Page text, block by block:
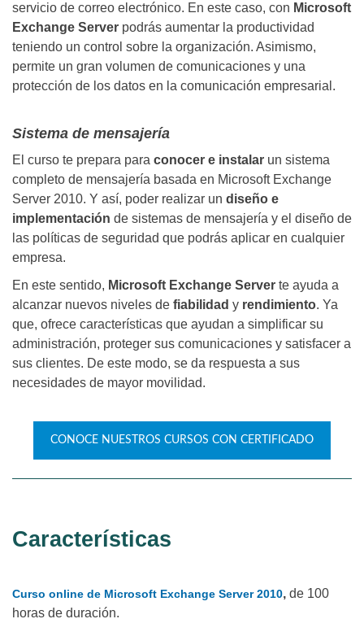
servicio de correo electrónico. En este caso, con Microsoft
Exchange Server podrás aumentar la productividad
teniendo un control sobre la organización. Asimismo,
permite un gran volumen de comunicaciones y una
protección de los datos en la comunicación empresarial.
Sistema de mensajería
El curso te prepara para conocer e instalar un sistema
completo de mensajería basada en Microsoft Exchange
Server 2010. Y así, poder realizar un diseño e
implementación de sistemas de mensajería y el diseño de
las políticas de seguridad que podrás aplicar en cualquier
empresa.
En este sentido, Microsoft Exchange Server te ayuda a
alcanzar nuevos niveles de fiabilidad y rendimiento. Ya
que, ofrece características que ayudan a simplificar su
administración, proteger sus comunicaciones y satisfacer a
sus clientes. De este modo, se da respuesta a sus
necesidades de mayor movilidad.
CONOCE NUESTROS CURSOS CON CERTIFICADO
Características
Curso online de Microsoft Exchange Server 2010, de 100
horas de duración.